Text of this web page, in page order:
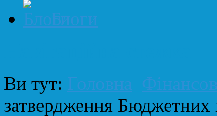
Блоги
Ви тут: Головна
затвердження Бюджетних